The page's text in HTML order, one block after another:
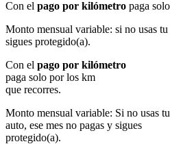
Con el pago por kilómetro paga
Monto mensual variable: si no usas
sigues protegido(a).
Con el pago por kilómetro
paga solo por los km
que recorres.
Monto mensual variable: Si no usas tu
auto, ese mes no pagas y sigues
protegido(a).